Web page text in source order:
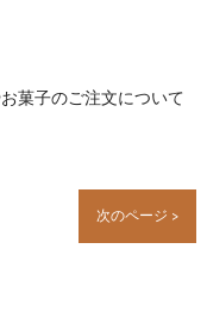
菓子のご注文について
次のページ >